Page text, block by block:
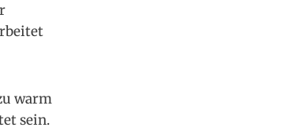
warm
sein.